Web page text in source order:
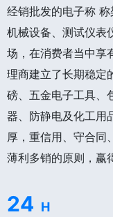
经销批发的电子称 称
机械设备、测试仪表
场，在消费者当中享
理商建立了长期稳定
磅、五金电子工具、
器、防静电及化工用
厚，重信用、守合同
薄利多销的原则，赢
24 H